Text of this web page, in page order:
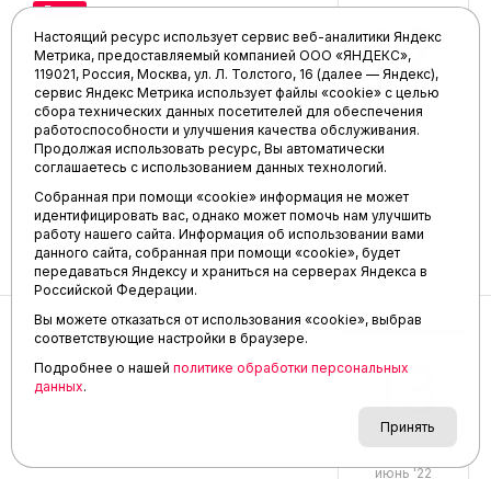
12
июнь '22
Турнир ко Дню защиты детей
г. Ишим, СОК «Локомотив», ул Свердлова, 112. Юноши, девушки
(13-14 лет). Финальные бои. 12:00
Бокс
13
июнь '22
Настоящий ресурс использует сервис веб-аналитики Яндекс
Метрика, предоставляемый компанией ООО «ЯНДЕКС»,
119021, Россия, Москва, ул. Л. Толстого, 16 (далее — Яндекс),
сервис Яндекс Метрика использует файлы «cookie» с целью
сбора технических данных посетителей для обеспечения
работоспособности и улучшения качества обслуживания.
Продолжая использовать ресурс, Вы автоматически
соглашаетесь с использованием данных технологий.
Собранная при помощи «cookie» информация не может
идентифицировать вас, однако может помочь нам улучшить
работу нашего сайта. Информация об использовании вами
данного сайта, собранная при помощи «cookie», будет
передаваться Яндексу и храниться на серверах Яндекса в
Российской Федерации.
Вы можете отказаться от использования «cookie», выбрав
соответствующие настройки в браузере.
Подробнее о нашей политике обработки персональных
данных.
Принять